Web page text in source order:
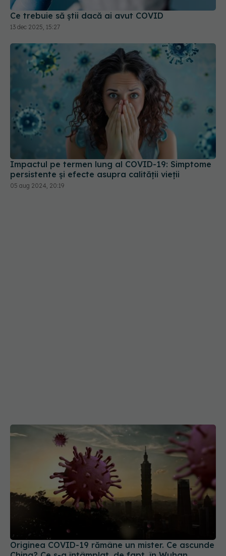
Impactul pe termen lung al COVID-19: Simptome
persistente și efecte asupra calității vieții
Originea COVID-19 rămâne un mister. Ce ascunde
China? Ce s-a întâmplat, de fapt, în Wuhan
22 ian 2025, 18:57